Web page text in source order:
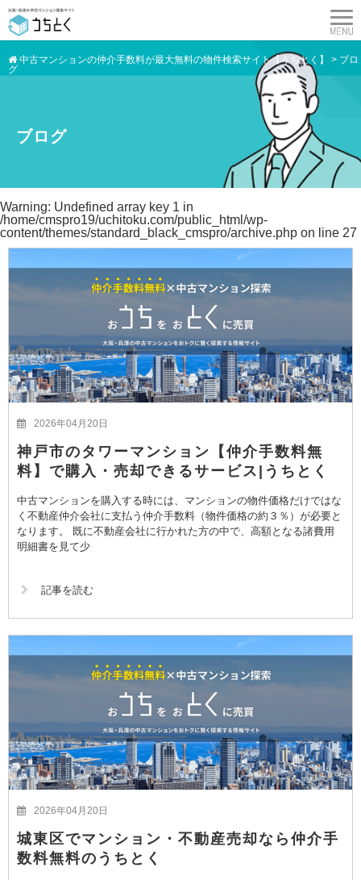
中古マンションの仲介手数料が最大無料の物件検索サイト【うちとく】 > ブロ
グ
ブログ
Warning: Undefined array key 1 in
/home/cmspro19/uchitoku.com/public_html/wp-
content/themes/standard_black_cmspro/archive.php on line 27
2026年04月20日
神戸市のタワーマンション【仲介手数料無
料】で購入・売却できるサービス|うちとく
中古マンションを購入する時には、マンションの物件価格だけではな
く不動産仲介会社に支払う仲介手数料（物件価格の約３％）が必要と
なります。 既に不動産会社に行かれた方の中で、高額となる諸費用
明細書を見て少
記事を読む
2026年04月20日
城東区でマンション・不動産売却なら仲介手
数料無料のうちとく